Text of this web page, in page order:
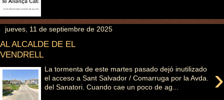
jueves, 11 de septiembre de 2025
AL ALCALDE DE EL
VENDRELL
›
La tormenta de este martes pasado dejó inutilizado
el acceso a Sant Salvador / Comarruga por la Avda.
del Sanatori. Cuando cae un poco de ag...